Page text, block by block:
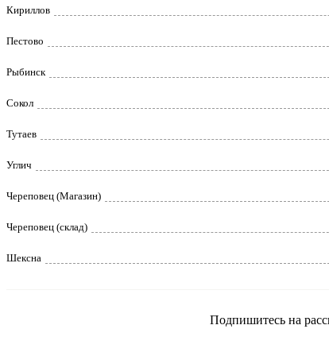
Кириллов
Пестово
Рыбинск
Сокол
Тутаев
Углич
Череповец (Магазин)
Череповец (склад)
Шексна
Подпишитесь на